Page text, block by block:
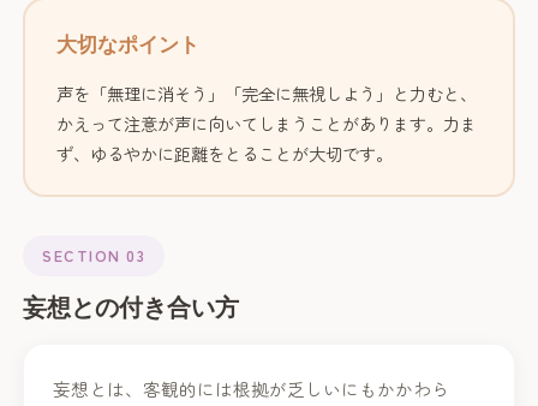
大切なポイント
声を「無理に消そう」「完全に無視しよう」と力むと、
かえって注意が声に向いてしまうことがあります。力ま
ず、ゆるやかに距離をとることが大切です。
SECTION 03
妄想との付き合い方
妄想とは、客観的には根拠が乏しいにもかかわら